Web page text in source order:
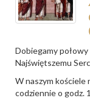
Dobiegamy
Najświętszemu
W naszym
codziennie o godz.